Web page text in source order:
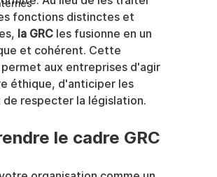
fonctions distinctes et
la GRC les fusionne en un
et cohérent. Cette
aux entreprises d'agir
éthique, d'anticiper les
de respecter la législation.
le cadre GRC